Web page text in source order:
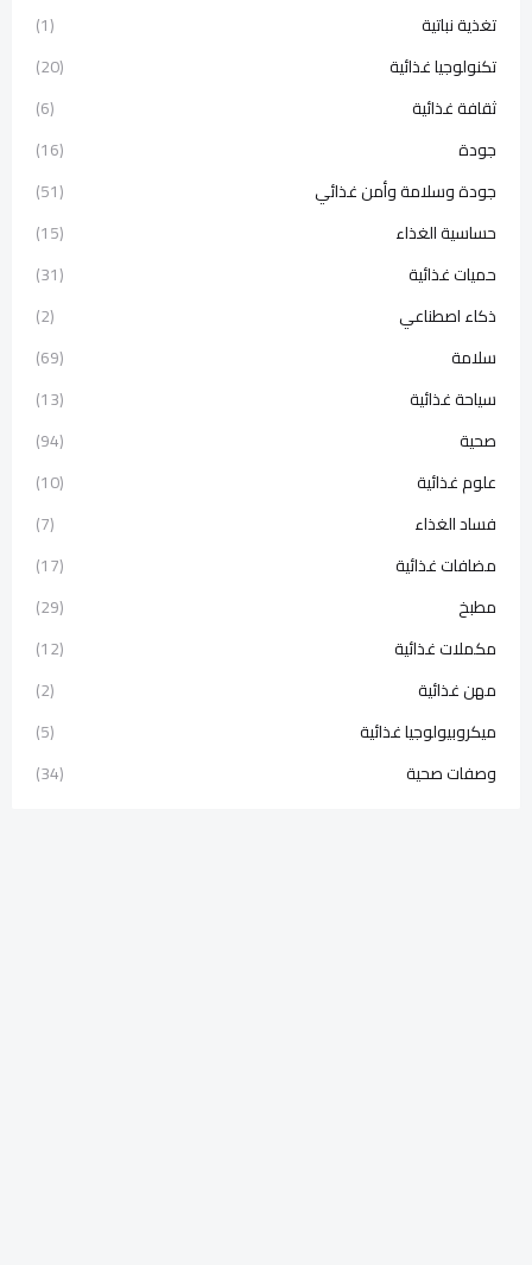
تغذية نباتية
(1)
تكنولوجيا غذائية
(20)
ثقافة غذائية
(6)
جودة
(16)
جودة وسلامة وأمن غذائي
(51)
حساسية الغذاء
(15)
حميات غذائية
(31)
ذكاء اصطناعي
(2)
سلامة
(69)
سياحة غذائية
(13)
صحية
(94)
علوم غذائية
(10)
فساد الغذاء
(7)
مضافات غذائية
(17)
مطبخ
(29)
مكملات غذائية
(12)
مهن غذائية
(2)
ميكروبيولوجيا غذائية
(5)
وصفات صحية
(34)